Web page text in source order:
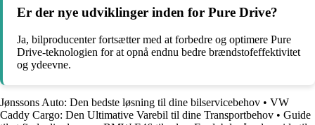
Er der nye udviklinger inden for Pure Drive?
Ja, bilproducenter fortsætter med at forbedre og optimere Pure
Drive-teknologien for at opnå endnu bedre brændstofeffektivitet
og ydeevne.
Jønssons Auto: Den bedste løsning til dine bilservicebehov • VW
Caddy Cargo: Den Ultimative Varebil til dine Transportbehov • Guide